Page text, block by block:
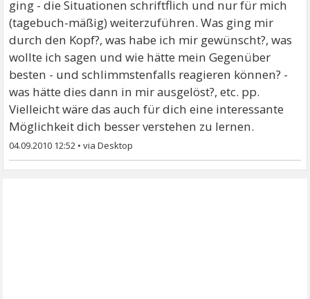
ging - die Situationen schriftflich und nur für mich
(tagebuch-mäßig) weiterzuführen. Was ging mir
durch den Kopf?, was habe ich mir gewünscht?, was
wollte ich sagen und wie hätte mein Gegenüber
besten - und schlimmstenfalls reagieren können? -
was hätte dies dann in mir ausgelöst?, etc. pp.
Vielleicht wäre das auch für dich eine interessante
Möglichkeit dich besser verstehen zu lernen.
04.09.2010 12:52 •